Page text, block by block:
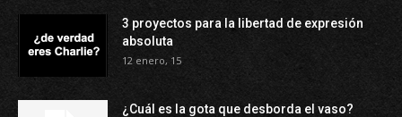
3 proyectos para la libertad de expresión
absoluta
12 enero, 15
¿Cuál es la gota que desborda el vaso?